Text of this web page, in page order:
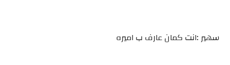
سهير :انت كمان عارف ب اميره